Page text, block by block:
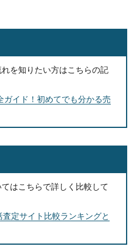
を知りたい方はこちらの記
ガイド！初めてでも分かる売
はこちらで詳しく比較して
定サイト比較ランキングと